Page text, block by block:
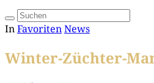
InFavoritenNews
Winter-Züchter-